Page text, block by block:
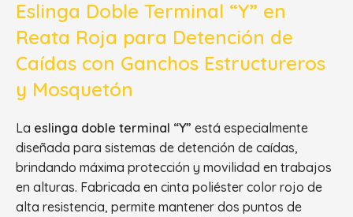
Eslinga Doble Terminal “Y” en
Reata Roja para Detención de
Caídas con Ganchos Estructureros
y Mosquetón
La eslinga doble terminal “Y” está especialmente
diseñada para sistemas de detención de caídas,
brindando máxima protección y movilidad en trabajos
en alturas. Fabricada en cinta poliéster color rojo de
alta resistencia, permite mantener dos puntos de